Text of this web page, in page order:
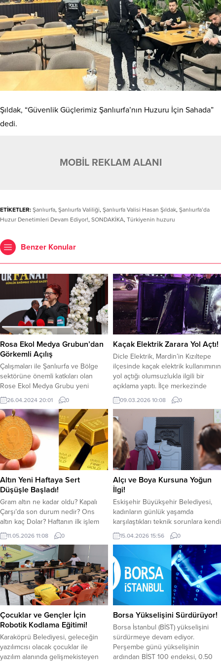
Şıldak, “Güvenlik Güçlerimiz Şanlıurfa’nın Huzuru İçin Sahada”
dedi.
MOBİL REKLAM ALANI
ETİKETLER: Şanlıurfa, Şanlıurfa Valiliği, Şanlıurfa Valisi Hasan Şıldak, Şanlıurfa’da
Huzur Denetimleri Devam Ediyor!, SONDAKİKA, Türkiyenin huzuru
Benzer Konular
Rosa Ekol Medya Grubun’dan
Görkemli Açılış
Çalışmaları ile Şanlıurfa ve Bölge
sektörüne önemli katkıları olan
Rose Ekol Medya Grubu yeni
çalışma ofisinin açılışı büyük bir
coşku ile gerçekleşti. Rose Ekol
Medya Grubu yeni çalışma ofisinin
açılışı büyük bir coşku ile
gerçekleşti. Açılış törenine
Şanlıurfa Valisi Hasan Şıldak, Basın
İlan Kurumu Yönetim Kurulu
Başkanı Edibe Sözen, Basın...
26.04.2024 20:01 0
Kaçak Elektrik Zarara Yol Açtı!
Dicle Elektrik, Mardin’in Kızıltepe
ilçesinde kaçak elektrik kullanımının
yol açtığı olumsuzlukla ilgili bir
açıklama yaptı. İlçe merkezinde
bulunan bir elektrik panosunda,
kaçak bağlantılar nedeniyle oluşan
aşırı yüklenme sonucu elektrik
panosu tamamen kullanılamaz hale
geldi. Olayda 34 aboneye ait
elektrik sayacı zarar görürken,
kaçak hat çeken kişiler hakkında
yasal işlem başlatıldı....
09.03.2026 10:08 0
Altın Yeni Haftaya Sert
Düşüşle Başladı!
Gram altın ne kadar oldu? Kapalı
Çarşı’da son durum nedir? Ons
altın kaç Dolar? Haftanın ilk işlem
gününde gözde yatırım
araçlarından altında hareketlilik
devam ediyor. Altın fiyatları güne
düşüşle başladı. Doların
yükselmesi ve ABD Merkez
Bankası’nın (Fed) faiz indirimine
dair beklentilerin azalması altının
yönünü tekrardan aşağıya doğru
çekti. Kapalı Çarşıda...
11.05.2026 11:08 0
Alçı ve Boya Kursuna Yoğun
İlgi!
Eskişehir Büyükşehir Belediyesi,
kadınların günlük yaşamda
karşılaştıkları teknik sorunlara kendi
başlarına çözüm üretebilmelerini
desteklemek amacıyla düzenlediği
kurslara bir yenisini daha ekledi.
“Kadınlar için Alçı ve Boya
Kursu”,teorik ve uygulamalı
eğitimleriyle katılımcılardan tam not
aldı. Büyükşehir Belediyesi Fen
İşleri Dairesi Başkanlığı ile Sosyal
Hizmetler Dairesi Başkanlığı iş
birliğinde, Eşitlik Birimi
koordinasyonunda...
15.04.2026 15:56 0
Çocuklar ve Gençler İçin
Robotik Kodlama Eğitimi!
Karaköprü Belediyesi, geleceğin
yazılımcısı olacak çocuklar ile
yazılım alanında gelişmekisteyen
Borsa Yükselişini Sürdürüyor!
Borsa İstanbul (BİST) yükselişini
sürdürmeye devam ediyor.
Perşembe günü yükselişinin
ardından BİST 100 endeksi, 0.50